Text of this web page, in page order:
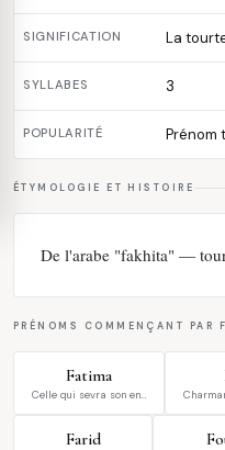
SIGNIFICATION La
SYLLABES 3
POPULARITÉ Prénom
ÉTYMOLOGIE ET HISTOIRE
De l'arabe "fakhita" —
PRÉNOMS COMMENÇANT PAR F
Fatima
Celle qui sevra son en…
Farid